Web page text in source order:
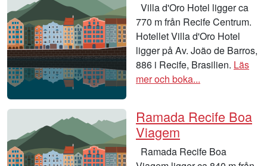
Villa d'Oro Hotel ligger ca
770 m från Recife Centrum.
Hotellet Villa d'Oro Hotel
ligger på Av. João de Barros,
886 i Recife, Brasilien. Läs
mer och boka...
Ramada Recife Boa
Viagem
Ramada Recife Boa